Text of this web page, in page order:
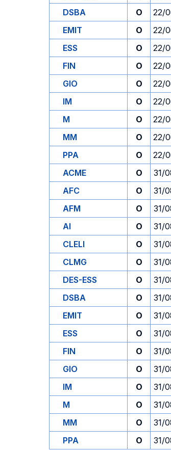
DSBA
O 22/
EMIT
O 22/
ESS
O 22/
FIN
O 22/
GIO
O 22/
IM
O 22/
M
O 22/
MM
O 22/
PPA
O 22/
ACME
O 31/
AFC
O 31/
AFM
O 31/
AI
O 31/
CLELI
O 31/
CLMG
O 31/
DES-ESS
O 31/
DSBA
O 31/
EMIT
O 31/
ESS
O 31/
FIN
O 31/
GIO
O 31/
IM
O 31/
M
O 31/
MM
O 31/
PPA
O 31/